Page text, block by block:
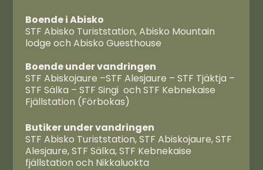
Boende i Abisko
STF Abisko Turiststation, Abisko Mountain
lodge och Abisko Guesthouse
Boende under vandringen
STF Abiskojaure –STF Alesjaure – STF Tjäktja –
STF Sälka – STF Singi och STF Kebnekaise
Fjällstation (Förbokas)
Butiker under vandringen
STF Abisko Turiststation, STF Abiskojaure, STF
Alesjaure, STF Sälka, STF Kebnekaise
fjällstation och Nikkaluokta